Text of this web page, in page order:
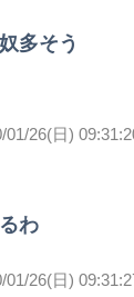
多そう
01/26(日)
わ
01/26(日)